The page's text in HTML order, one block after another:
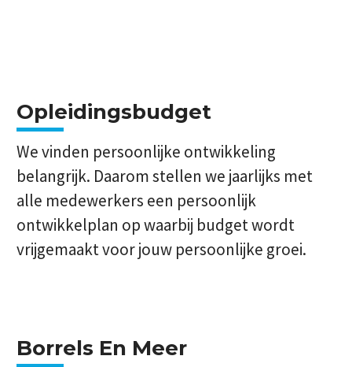
Opleidingsbudget
We vinden persoonlijke ontwikkeling
belangrijk. Daarom stellen we jaarlijks met
alle medewerkers een persoonlijk
ontwikkelplan op waarbij budget wordt
vrijgemaakt voor jouw persoonlijke groei.
Borrels En Meer